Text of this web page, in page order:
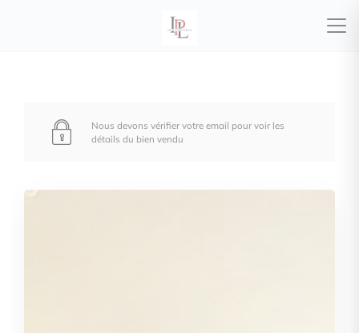
Nous devons vérifier votre email pour voir les
détails du bien vendu